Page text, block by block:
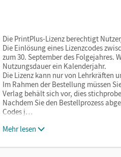
Die PrintPlus-Lizenz berechtigt
Die Einlösung eines Lizenzcodes
zum 30. September des Folgejahres.
Nutzungsdauer ein Kalenderjahr.
Die Lizenz kann nur von Lehrkräften
Im Rahmen der Bestellung müssen
Verlag behält sich vor, dies
Nachdem Sie den Bestellprozess
Codes j…
Mehr lesen